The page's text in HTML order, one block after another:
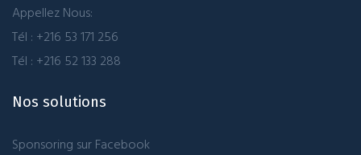
Appellez Nous:
Tél : +216 53 171 256
Tél : +216 52 133 288
Nos solutions
Sponsoring sur Facebook